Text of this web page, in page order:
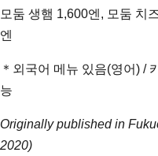
모둠 생햄 1,600엔, 모둠 치
엔
＊외국어 메뉴 있음(영어) /
능
Originally published in
2020)